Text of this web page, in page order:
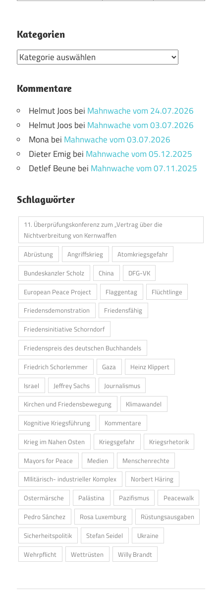
Kategorien
Kategorien
Kommentare
Helmut Joosbei Mahnwache vom 24.07.2026
Helmut Joosbei Mahnwache vom 03.07.2026
Monabei Mahnwache vom 03.07.2026
Dieter Emigbei Mahnwache vom 05.12.2025
Detlef Beune bei Mahnwache vom 07.11.2025
Schlagwörter
11. Überprüfungskonferenz zum „Vertrag über die
Nichtverbreitung von Kernwaffen
Abrüstung
Angriffskrieg
Atomkriegsgefahr
Bundeskanzler Scholz
China
DFG-VK
European Peace Project
Flaggentag
Flüchtlinge
Friedensdemonstration
Friedensfähig
Friedensinitiative Schorndorf
Friedenspreis des deutschen Buchhandels
Friedrich Schorlemmer
Gaza
Heinz Klippert
Israel
Jeffrey Sachs
Journalismus
Kirchen und Friedensbewegung
Klimawandel
Kognitive Kriegsführung
Kommentare
Krieg im Nahen Osten
Kriegsgefahr
Kriegsrhetorik
Mayors for Peace
Medien
Menschenrechte
MIlitärisch- industrieller Komplex
Norbert Häring
Ostermärsche
Palästina Pazifismus
Peacewalk
Pedro Sánchez
Rosa Luxemburg
Rüstungsausgaben
Sicherheitspolitik
Stefan Seidel
Ukraine
Wehrpflicht
Wettrüsten Willy Brandt